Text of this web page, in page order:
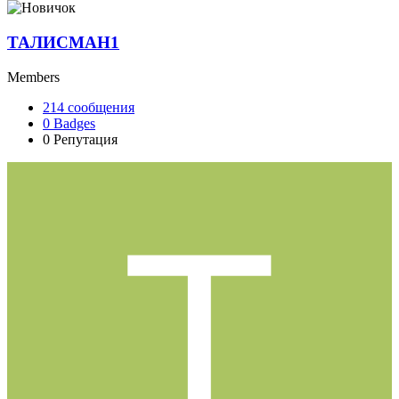
ТАЛИСМАН1
Members
214 сообщения
0 Badges
0 Репутация